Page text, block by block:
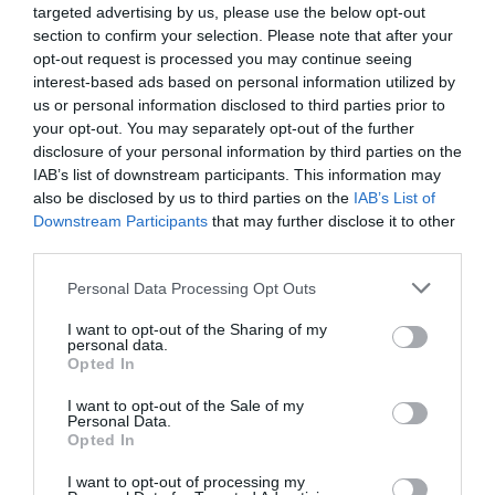
targeted advertising by us, please use the below opt-out
section to confirm your selection. Please note that after your
opt-out request is processed you may continue seeing
interest-based ads based on personal information utilized by
us or personal information disclosed to third parties prior to
your opt-out. You may separately opt-out of the further
disclosure of your personal information by third parties on the
IAB’s list of downstream participants. This information may
also be disclosed by us to third parties on the IAB’s List of
Downstream Participants that may further disclose it to other
Please note that this website/app uses one or more Google
not limited to your visit or usage behaviour. You may click to
grant or deny consent to Google and its third-party tags to
use your data for below specified purposes in below Google
consent section.
Personal Data Processing Opt Outs
I want to opt-out of the Sharing of my
personal data.
Opted In
I want to opt-out of the Sale of my
Personal Data.
Opted In
I want to opt-out of processing my
bankok bankszövetség jegybank megállapodás
díjcsökkentés átláthatóság könnyítés